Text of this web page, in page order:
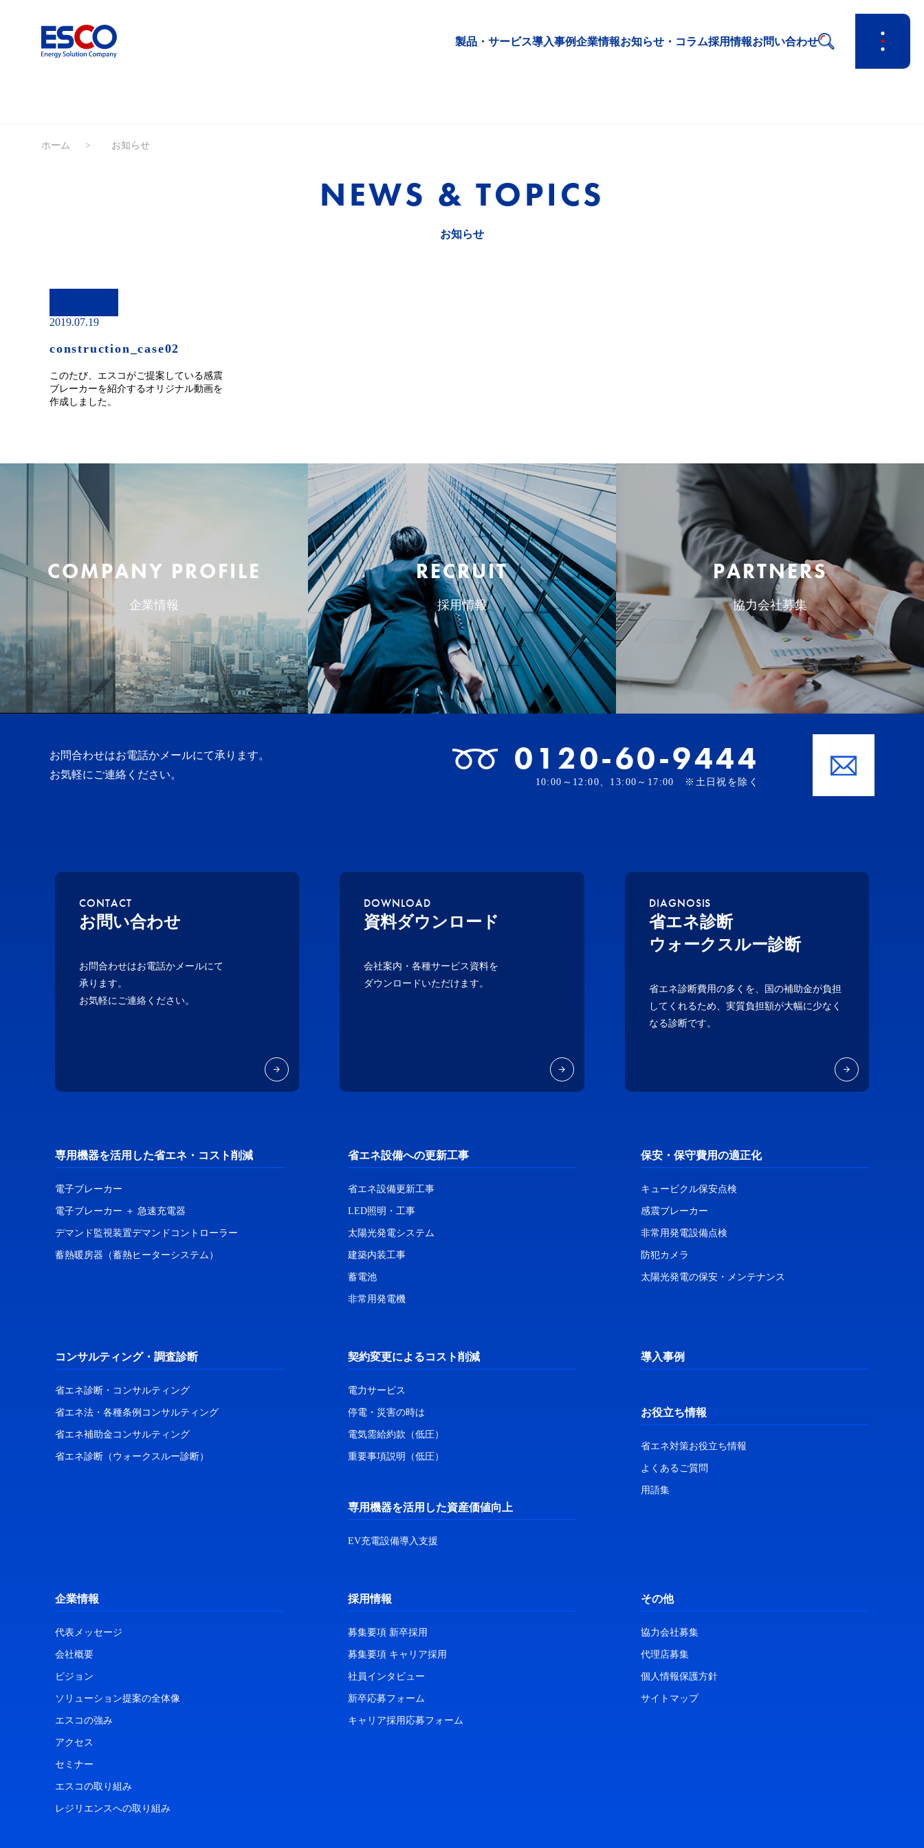
製品・サービス導入事例企業情報お知らせ・コラム採用情報お問い合わせ
ホーム お知らせ
NEWS & TOPICS
お知らせ
2019.07.19
construction_case02
このたび、エスコがご提案している感震
ブレーカーを紹介するオリジナル動画を
作成しました。
COMPANY PROFILE
企業情報
RECRUIT
採用情報
PARTNERS
協力会社募集
お問合わせはお電話かメールにて承ります。
お気軽にご連絡ください。
0120-60-9444
10:00～12:00、13:00～17:00 ※土日祝を除く
CONTACT
お問い合わせ
お問合わせはお電話かメールにて
承ります。
お気軽にご連絡ください。
DOWNLOAD
資料ダウンロード
会社案内・各種サービス資料を
ダウンロードいただけます。
DIAGNOSIS
省エネ診断
ウォークスルー診断
省エネ診断費用の多くを、国の補助金が負担
してくれるため、実質負担額が大幅に少なく
なる診断です。
専用機器を活用した省エネ・コスト削減
電子ブレーカー
電子ブレーカー ＋ 急速充電器
デマンド監視装置デマンドコントローラー
蓄熱暖房器（蓄熱ヒーターシステム）
省エネ設備への更新工事
省エネ設備更新工事
LED照明・工事
太陽光発電システム
建築内装工事
蓄電池
非常用発電機
保安・保守費用の適正化
キュービクル保安点検
感震ブレーカー
非常用発電設備点検
防犯カメラ
太陽光発電の保安・メンテナンス
コンサルティング・調査診断
省エネ診断・コンサルティング
省エネ法・各種条例コンサルティング
省エネ補助金コンサルティング
省エネ診断（ウォークスルー診断）
契約変更によるコスト削減
電力サービス
停電・災害の時は
電気需給約款（低圧）
重要事項説明（低圧）
専用機器を活用した資産価値向上
EV充電設備導入支援
導入事例
お役立ち情報
省エネ対策お役立ち情報
よくあるご質問
用語集
企業情報
代表メッセージ
会社概要
ビジョン
ソリューション提案の全体像
エスコの強み
アクセス
セミナー
エスコの取り組み
レジリエンスへの取り組み
採用情報
募集要項 新卒採用
募集要項 キャリア採用
社員インタビュー
新卒応募フォーム
キャリア採用応募フォーム
その他
協力会社募集
代理店募集
個人情報保護方針
サイトマップ